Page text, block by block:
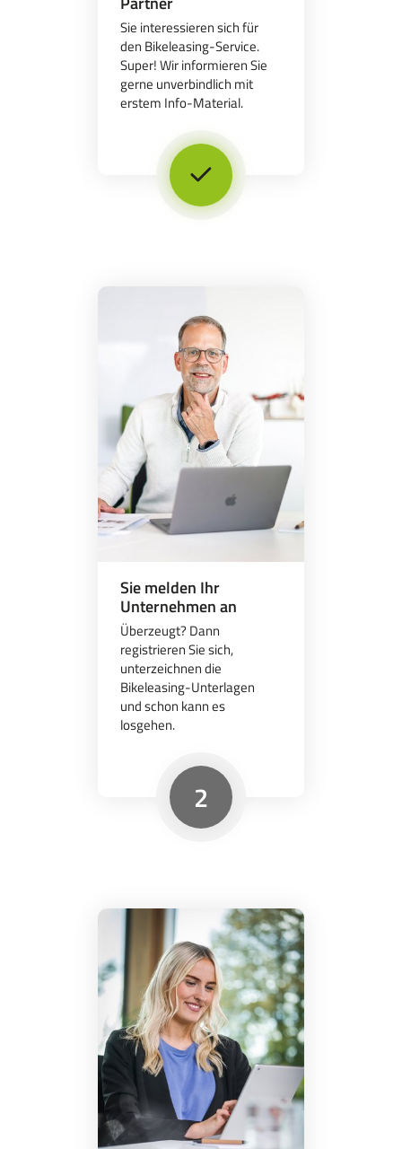
Sie interessieren sich für
den Bikeleasing-Service.
Super! Wir informieren Sie
gerne unverbindlich mit
erstem Info-Material.
Sie melden Ihr
Unternehmen an
Überzeugt? Dann
registrieren Sie sich,
unterzeichnen die
Bikeleasing-Unterlagen
und schon kann es
losgehen.
2